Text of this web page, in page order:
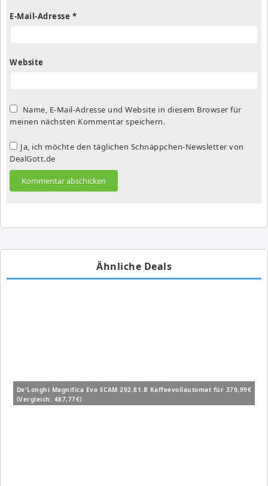
E-Mail-Adresse *
Website
Name, E-Mail-Adresse und Website in diesem Browser für
meinen nächsten Kommentar speichern.
Ja, ich möchte den täglichen Schnäppchen-Newsletter von
DealGott.de
Ähnliche Deals
De'Longhi Magnifica Evo ECAM 292.81.B Kaffeevollautomat für 379,99€
(Vergleich: 487,77€)